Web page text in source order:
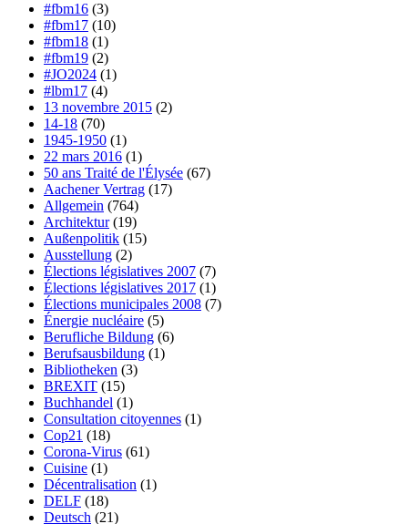
#fbm16 (3)
#fbm17 (10)
#fbm18 (1)
#fbm19 (2)
#JO2024 (1)
#lbm17 (4)
13 novembre 2015 (2)
14-18 (70)
1945-1950 (1)
22 mars 2016 (1)
50 ans Traité de l'Élysée (67)
Aachener Vertrag (17)
Allgemein (764)
Architektur(19)
Außenpolitik (15)
Ausstellung (2)
Élections législatives 2007 (7)
Élections législatives 2017 (1)
Élections municipales 2008 (7)
Énergie nucléaire (5)
Berufliche Bildung (6)
Berufsausbildung (1)
Bibliotheken (3)
BREXIT (15)
Buchhandel (1)
Consultation citoyennes (1)
Cop21 (18)
Corona-Virus (61)
Cuisine (1)
Décentralisation (1)
DELF (18)
Deutsch (21)